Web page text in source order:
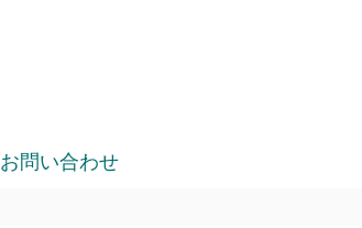
お問い合わせ